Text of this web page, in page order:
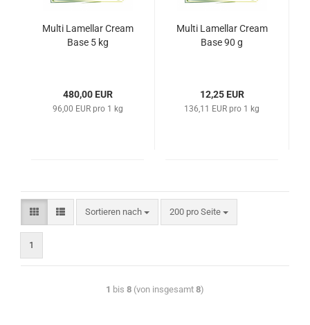
Multi Lamellar Cream
Base 5 kg
480,00 EUR
96,00 EUR pro 1 kg
Multi Lamellar Cream
Base 90 g
12,25 EUR
136,11 EUR pro 1 kg
Sortieren nach 200 pro Seite
1
1 bis 8 (von insgesamt 8)